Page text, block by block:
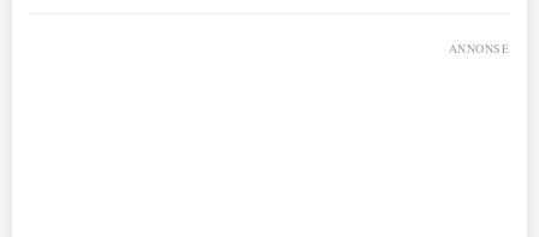
ANNONSE